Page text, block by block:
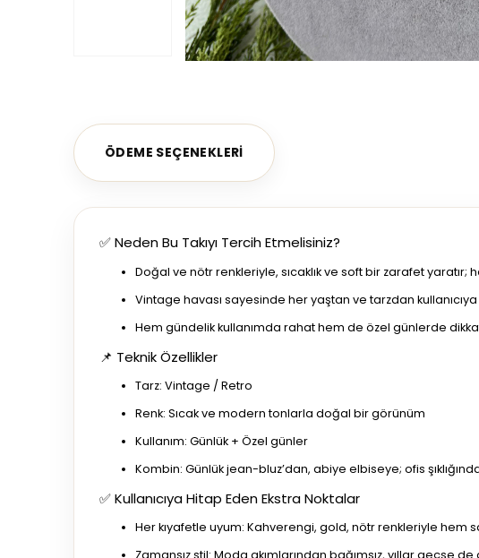
ÖDEME SEÇENEKLERI
✅ Neden Bu Takıyı Tercih Etmelisiniz?
Doğal ve nötr renkleriyle, sıcaklık ve soft bir zarafet
Vintage havası sayesinde her yaştan ve tarzdan
Hem gündelik kullanımda rahat hem de özel günlerde
📌 Teknik Özellikler
Tarz: Vintage / Retro
Renk: Sıcak ve modern tonlarla doğal bir görünüm
Kullanım: Günlük + Özel günler
Kombin: Günlük jean-bluz’dan, abiye elbiseye; ofis
✅ Kullanıcıya Hitap Eden Ekstra Noktalar
Her kıyafetle uyum: Kahverengi, gold, nötr renkleriyle hem
Zamansız stil: Moda akımlarından bağımsız, yıllar geçse